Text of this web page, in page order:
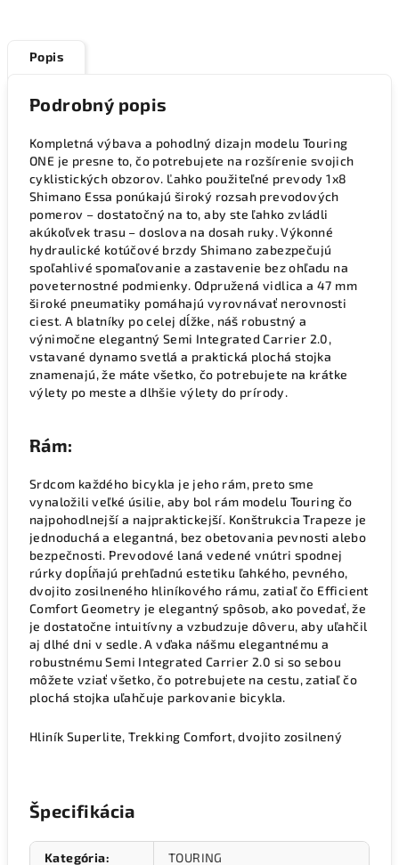
Popis
Podrobný popis
Kompletná výbava a pohodlný dizajn modelu Touring
ONE je presne to, čo potrebujete na rozšírenie svojich
cyklistických obzorov. Ľahko použiteľné prevody 1x8
Shimano Essa ponúkajú široký rozsah prevodových
pomerov – dostatočný na to, aby ste ľahko zvládli
akúkoľvek trasu – doslova na dosah ruky. Výkonné
hydraulické kotúčové brzdy Shimano zabezpečujú
spoľahlivé spomaľovanie a zastavenie bez ohľadu na
poveternostné podmienky. Odpružená vidlica a 47 mm
široké pneumatiky pomáhajú vyrovnávať nerovnosti
ciest. A blatníky po celej dĺžke, náš robustný a
výnimočne elegantný Semi Integrated Carrier 2.0,
vstavané dynamo svetlá a praktická plochá stojka
znamenajú, že máte všetko, čo potrebujete na krátke
výlety po meste a dlhšie výlety do prírody.
Rám:
Srdcom každého bicykla je jeho rám, preto sme
vynaložili veľké úsilie, aby bol rám modelu Touring čo
najpohodlnejší a najpraktickejší. Konštrukcia Trapeze je
jednoduchá a elegantná, bez obetovania pevnosti alebo
bezpečnosti. Prevodové laná vedené vnútri spodnej
rúrky dopĺňajú prehľadnú estetiku ľahkého, pevného,
dvojito zosilneného hliníkového rámu, zatiaľ čo Efficient
Comfort Geometry je elegantný spôsob, ako povedať, že
je dostatočne intuitívny a vzbudzuje dôveru, aby uľahčil
aj dlhé dni v sedle. A vďaka nášmu elegantnému a
robustnému Semi Integrated Carrier 2.0 si so sebou
môžete vziať všetko, čo potrebujete na cestu, zatiaľ čo
plochá stojka uľahčuje parkovanie bicykla.
Hliník Superlite, Trekking Comfort, dvojito zosilnený
Špecifikácia
Kategória: TOURING